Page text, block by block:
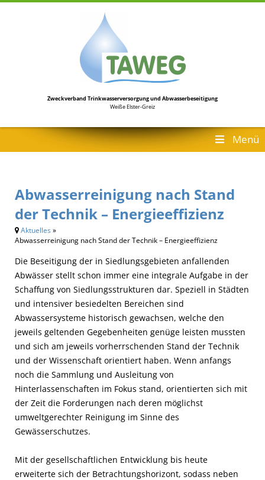
Zweckverband Trinkwasserversorgungund Abwasserbeseitigung
Weiße Elster-Greiz
Menü
Abwasserreinigung nach Stand
der Technik – Energieeffizienz
Aktuelles »
Abwasserreinigung nach Stand der Technik – Energieeffizienz
Die Beseitigung der in Siedlungsgebieten anfallenden
Abwässer stellt schon immer eine integrale Aufgabe in der
Schaffung von Siedlungsstrukturen dar. Speziell in Städten
und intensiver besiedelten Bereichen sind
Abwassersysteme historisch gewachsen, welche den
jeweils geltenden Gegebenheiten genüge leisten mussten
und sich am jeweils vorherrschenden Stand der Technik
und der Wissenschaft orientiert haben. Wenn anfangs
noch die Sammlung und Ausleitung von
Hinterlassenschaften im Fokus stand, orientierten sich mit
der Zeit die Forderungen nach deren möglichst
umweltgerechter Reinigung im Sinne des
Gewässerschutzes.
Mit der gesellschaftlichen Entwicklung bis heute
erweiterte sich der Betrachtungshorizont, sodass neben